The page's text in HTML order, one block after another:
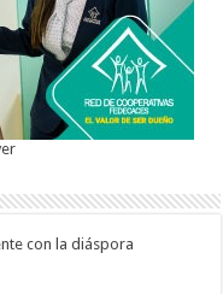
con la diáspora